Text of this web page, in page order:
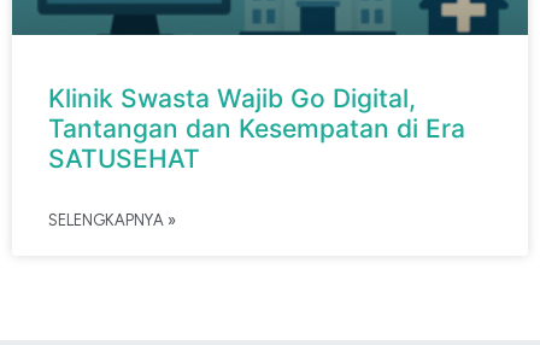
Klinik Swasta Wajib Go Digital,
Tantangan dan Kesempatan di Era
SATUSEHAT
SELENGKAPNYA »